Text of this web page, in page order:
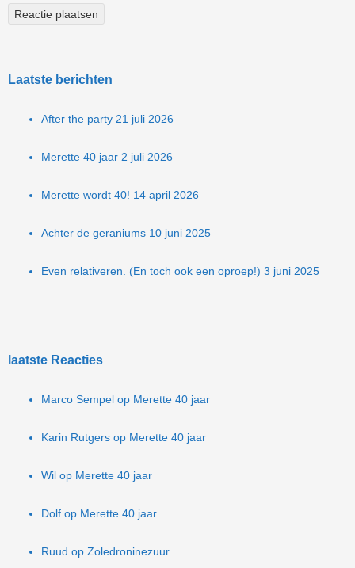
Laatste berichten
After the party 21 juli 2026
Merette 40 jaar 2 juli 2026
Merette wordt 40! 14 april 2026
Achter de geraniums 10 juni 2025
Even relativeren. (En toch ook een oproep!) 3 juni 2025
laatste Reacties
Marco Sempel op Merette 40 jaar
Karin Rutgers op Merette 40 jaar
Wil op Merette 40 jaar
Dolf op Merette 40 jaar
Ruud op Zoledroninezuur